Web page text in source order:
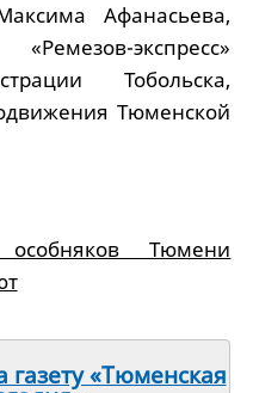
Афанасьева,
экспресс»
Тобольска,
Тюменской
особняков Тюмени
«Тюменская